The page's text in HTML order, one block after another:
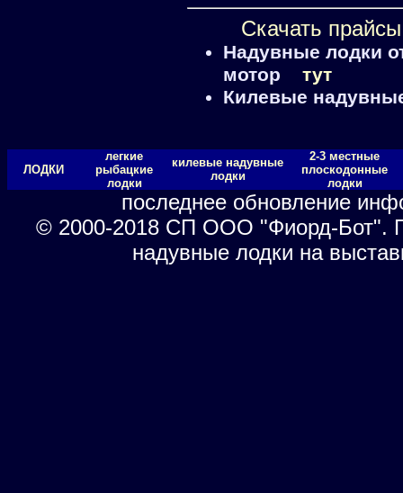
Скачать прайсы
Надувные лодки
мотор
тут
Килевые
ЛОДКИ
легкие
рыбацкие
лодки
килевые надувные
лодки
2-3 местные
плоскодонные
лодки
последнее обновление
© 2000-2018 СП ООО "Фиорд-Бот".
надувные лодки на